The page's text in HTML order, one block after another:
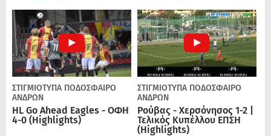
ΣΤΙΓΜΙΟΤΥΠΑ ΠΟΔΌΣΦΑΙΡΟ
ΑΝΔΡΏΝ
HL Go Ahead Eagles - ΟΦΗ
4-0 (Highlights)
ΣΤΙΓΜΙΟΤΥΠΑ ΠΟΔΌΣΦΑΙΡΟ
ΑΝΔΡΏΝ
Ρούβας - Χερσόνησος 1-2 |
Τελικός Κυπέλλου ΕΠΣΗ
(Highlights)